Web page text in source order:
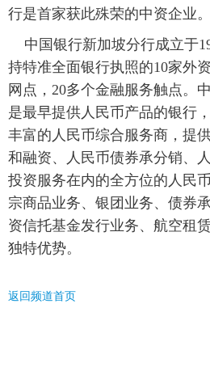
行是首家获此殊荣的中资企业。
中国银行新加坡分行成立于
持特准全面银行执照的10家外
网点，20多个金融服务触点。
是最早提供人民币产品的银行
丰富的人民币综合服务商，提
和融资、人民币债券承分销、
投资服务在内的全方位的人民
宗商品业务、银团业务、债券
资信托基金发行业务、航空租
独特优势。
返回频道首页